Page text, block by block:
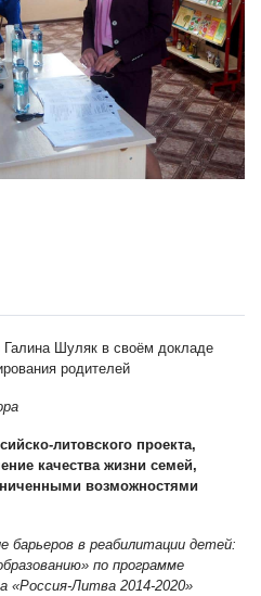
Галина Шуляк в своём докладе
родителей
литовского проекта,
качества жизни семей,
возможностями
барьеров в реабилитации детей:
по программе
«Россия-Литва 2014-2020»